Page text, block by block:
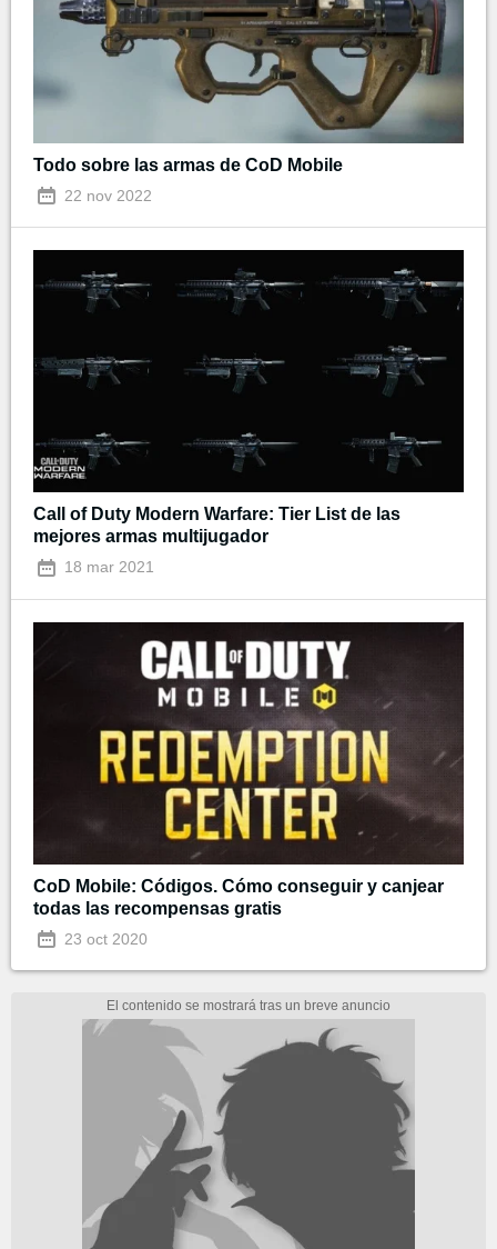
Todo sobre las armas de CoD Mobile
22 nov 2022
Call of Duty Modern Warfare: Tier List de las
mejores armas multijugador
18 mar 2021
CoD Mobile: Códigos. Cómo conseguir y canjear
todas las recompensas gratis
23 oct 2020